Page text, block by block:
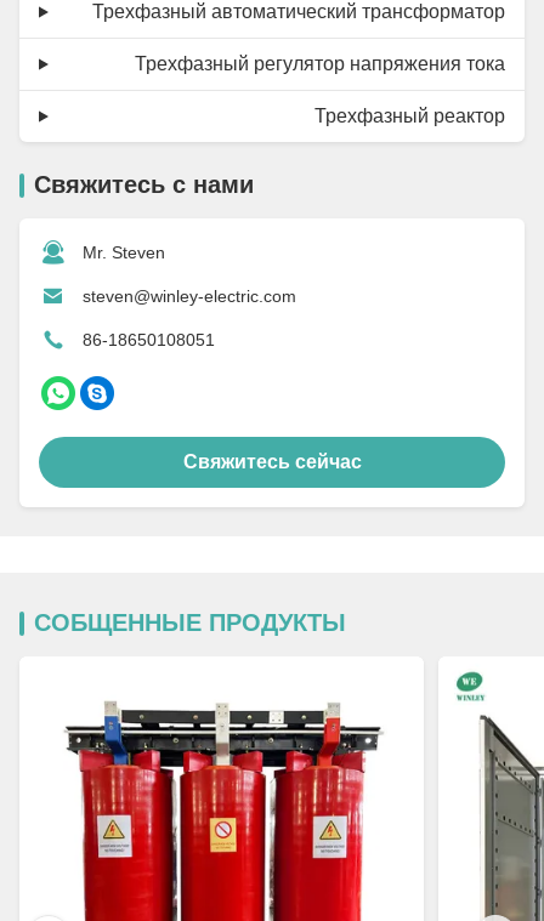
Трехфазный автоматический трансформатор
Трехфазный регулятор напряжения тока
Трехфазный реактор
Свяжитесь с нами
Mr. Steven
steven@winley-electric.com
86-18650108051
Свяжитесь сейчас
СОБЩЕННЫЕ ПРОДУКТЫ